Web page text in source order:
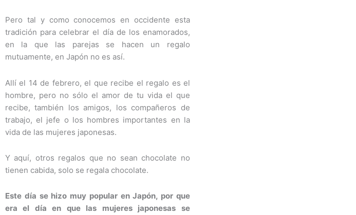
Pero tal y como conocemos en occidente esta
tradición para celebrar el día de los enamorados,
en la que las parejas se hacen un regalo
mutuamente, en Japón no es así.
Allí el 14 de febrero, el que recibe el regalo es el
hombre, pero no sólo el amor de tu vida el que
recibe, también los amigos, los compañeros de
trabajo, el jefe o los hombres importantes en la
vida de las mujeres japonesas.
Y aquí, otros regalos que no sean chocolate no
tienen cabida, solo se regala chocolate.
Este día se hizo muy popular en Japón, por que
era el día en que las mujeres japonesas se